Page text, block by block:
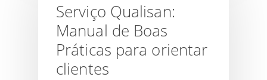
Práticas
Serviço Qualisan:
Manual de Boas
Práticas para orientar
clientes